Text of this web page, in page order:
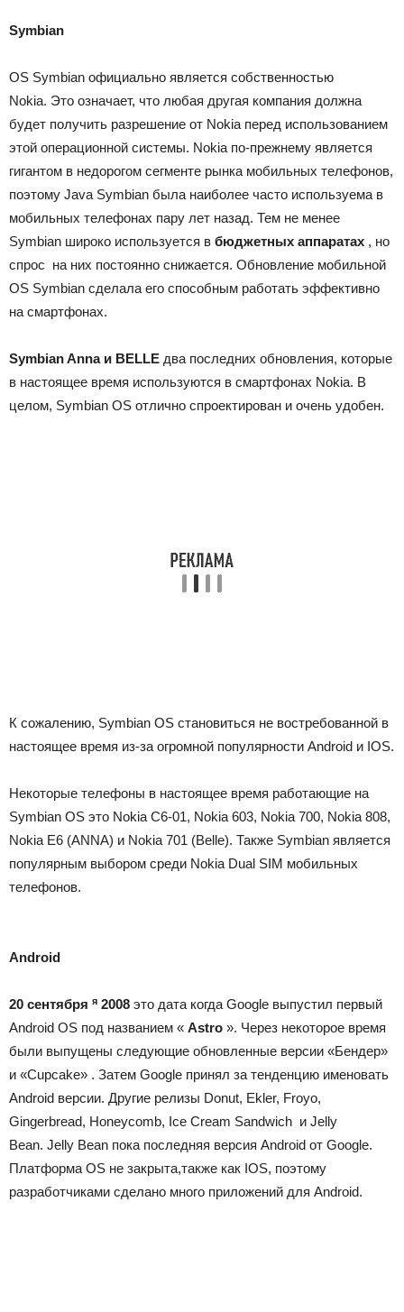
Symbian
OS Symbian официально является собственностью
Nokia. Это означает, что любая другая компания должна
будет получить разрешение от Nokia перед использованием
этой операционной системы. Nokia по-прежнему является
гигантом в недорогом сегменте рынка мобильных телефонов,
поэтому Java Symbian была наиболее часто используема в
мобильных телефонах пару лет назад. Тем не менее
Symbian широко используется в бюджетных аппаратах , но
спрос на них постоянно снижается. Обновление мобильной
OS Symbian сделала его способным работать эффективно
на смартфонах.
Symbian Anna и BELLE два последних обновления, которые
в настоящее время используются в смартфонах Nokia. В
целом, Symbian OS отлично спроектирован и очень удобен.
К сожалению, Symbian OS становиться не востребованной в
настоящее время из-за огромной популярности Android и IOS.
Некоторые телефоны в настоящее время работающие на
Symbian OS это Nokia C6-01, Nokia 603, Nokia 700, Nokia 808,
Nokia E6 (ANNA) и Nokia 701 (Belle). Также Symbian является
популярным выбором среди Nokia Dual SIM мобильных
телефонов.
Android
20 сентября я 2008 это дата когда Google выпустил первый
Android OS под названием « Astro ». Через некоторое время
были выпущены следующие обновленные версии «Бендер»
и «Cupcake» . Затем Google принял за тенденцию именовать
Android версии. Другие релизы Donut, Ekler, Froyo,
Gingerbread, Honeycomb, Ice Cream Sandwich и Jelly
Bean. Jelly Bean пока последняя версия Android от Google.
Платформа OS не закрыта,также как IOS, поэтому
разработчиками сделано много приложений для Android.